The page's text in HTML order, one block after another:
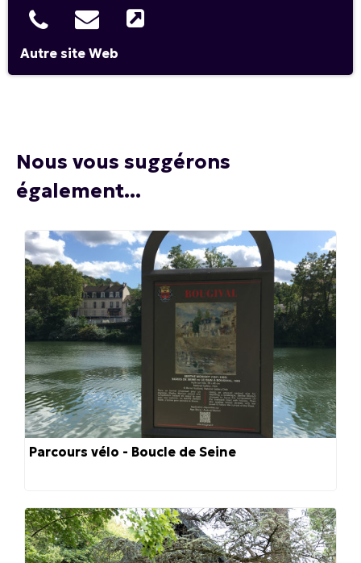
Autre site Web
Nous vous suggérons
également...
Parcours vélo - Boucle de Seine